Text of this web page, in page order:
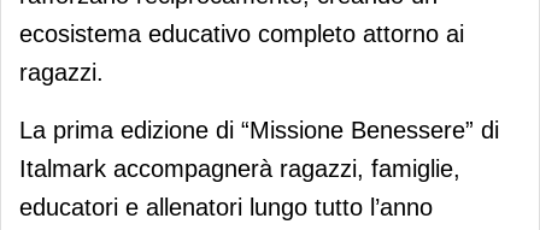
ecosistema educativo completo attorno ai
ragazzi.
La prima edizione di “Missione Benessere” di
Italmark accompagnerà ragazzi, famiglie,
educatori e allenatori lungo tutto l’anno